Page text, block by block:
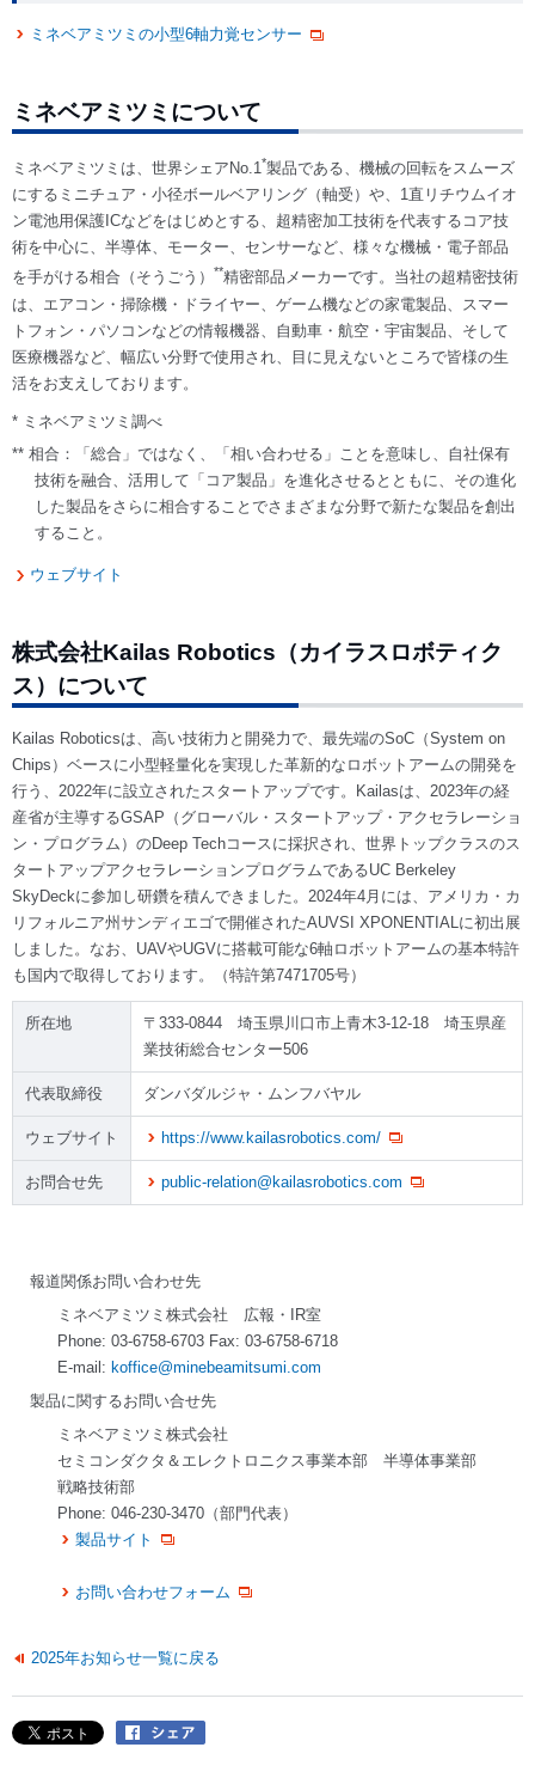
ミネベアミツミの小型6軸力覚センサー
ミネベアミツミについて
ミネベアミツミは、世界シェアNo.1*製品である、機械の回転をスムーズ
にするミニチュア・小径ボールベアリング（軸受）や、1直リチウムイオ
ン電池用保護ICなどをはじめとする、超精密加工技術を代表するコア技
術を中心に、半導体、モーター、センサーなど、様々な機械・電子部品
を手がける相合（そうごう）
**精密部品メーカーです。当社の超精密技術
は、エアコン・掃除機・ドライヤー、ゲーム機などの家電製品、スマー
トフォン・パソコンなどの情報機器、自動車・航空・宇宙製品、そして
医療機器など、幅広い分野で使用され、目に見えないところで皆様の生
活をお支えしております。
* ミネベアミツミ調べ
** 相合：「総合」ではなく、「相い合わせる」ことを意味し、自社保有
技術を融合、活用して「コア製品」を進化させるとともに、その進化
した製品をさらに相合することでさまざまな分野で新たな製品を創出
すること。
ウェブサイト
株式会社Kailas Robotics（カイラスロボティク
ス）について
Kailas Roboticsは、高い技術力と開発力で、最先端のSoC（System on
Chips）ベースに小型軽量化を実現した革新的なロボットアームの開発を
行う、2022年に設立されたスタートアップです。Kailasは、2023年の経
産省が主導するGSAP（グローバル・スタートアップ・アクセラレーショ
ン・プログラム）のDeep Techコースに採択され、世界トップクラスのス
タートアップアクセラレーションプログラムであるUC Berkeley
SkyDeckに参加し研鑽を積んできました。2024年4月には、アメリカ・カ
リフォルニア州サンディエゴで開催されたAUVSI XPONENTIALに初出展
しました。なお、UAVやUGVに搭載可能な6軸ロボットアームの基本特許
も国内で取得しております。（特許第7471705号）
所在地
〒333-0844 埼玉県川口市上青木3-12-18 埼玉県産
業技術総合センター506
代表取締役 ダンバダルジャ・ムンフバヤル
ウェブサイト https://www.kailasrobotics.com/
お問合せ先 public-relation@kailasrobotics.com
報道関係お問い合わせ先
ミネベアミツミ株式会社 広報・IR室
Phone: 03-6758-6703 Fax: 03-6758-6718
E-mail:koffice@minebeamitsumi.com
製品に関するお問い合せ先
ミネベアミツミ株式会社
セミコンダクタ＆エレクトロニクス事業本部 半導体事業部
戦略技術部
Phone: 046-230-3470（部門代表）
製品サイト
お問い合わせフォーム
2025年お知らせ一覧に戻る